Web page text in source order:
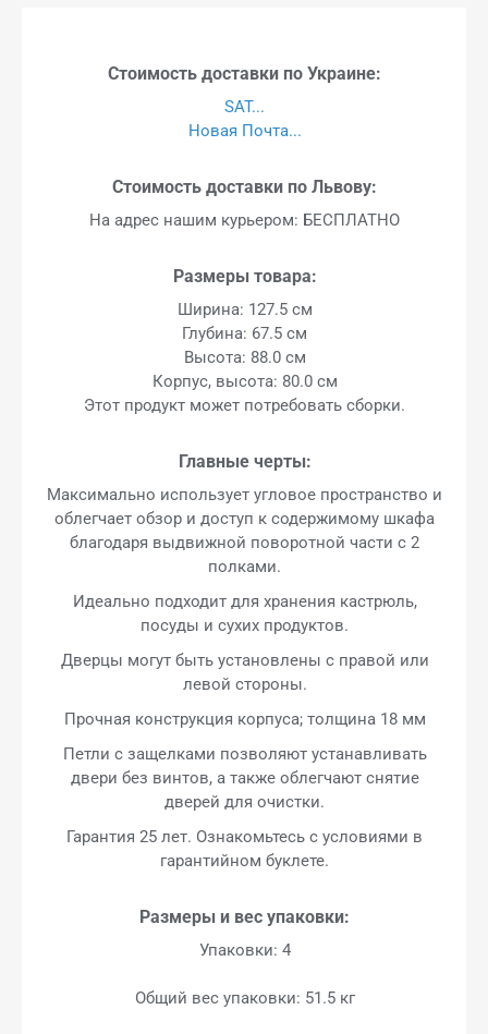
Стоимость доставки по Украине:
SAT...
Новая Почта...
Стоимость доставки по Львову:
На адрес нашим курьером: БЕСПЛАТНО
Размеры товара:
Ширина: 127.5 см
Глубина: 67.5 см
Высота: 88.0 см
Корпус, высота: 80.0 см
Этот продукт может потребовать сборки.
Главные черты:
Максимально использует угловое пространство и
облегчает обзор и доступ к содержимому шкафа
благодаря выдвижной поворотной части с 2
полками.
Идеально подходит для хранения кастрюль,
посуды и сухих продуктов.
Дверцы могут быть установлены с правой или
левой стороны.
Прочная конструкция корпуса; толщина 18 мм
Петли с защелками позволяют устанавливать
двери без винтов, а также облегчают снятие
дверей для очистки.
Гарантия 25 лет. Ознакомьтесь с условиями в
гарантийном буклете.
Размеры и вес упаковки:
Упаковки: 4
Общий вес упаковки: 51.5 кг